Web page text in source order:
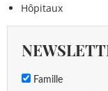
Hôpitaux
Famille